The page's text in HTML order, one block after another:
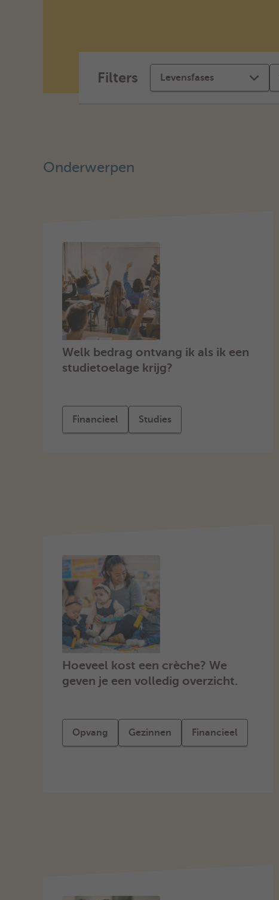
Filters Levensfases
Onderwerpen
Welk bedrag ontvang ik als ik een
studietoelage krijg?
Financieel Studies
Hoeveel kost een crèche? We
geven je een volledig overzicht.
Opvang Gezinnen Financieel